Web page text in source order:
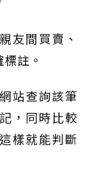
友間買賣、
註。
站查詢該筆
，同時比較
樣就能判斷